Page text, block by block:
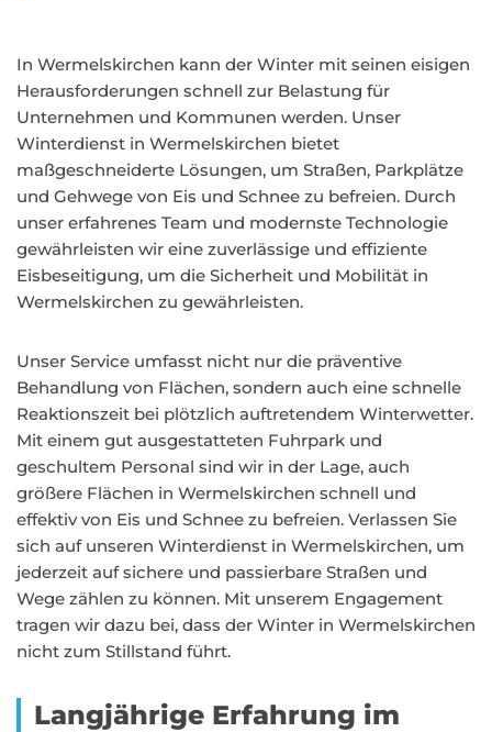
In Wermelskirchen kann der Winter mit seinen eisigen
Herausforderungen schnell zur Belastung für
Unternehmen und Kommunen werden. Unser
Winterdienst in Wermelskirchen bietet
maßgeschneiderte Lösungen, um Straßen, Parkplätze
und Gehwege von Eis und Schnee zu befreien. Durch
unser erfahrenes Team und modernste Technologie
gewährleisten wir eine zuverlässige und effiziente
Eisbeseitigung, um die Sicherheit und Mobilität in
Wermelskirchen zu gewährleisten.
Unser Service umfasst nicht nur die präventive
Behandlung von Flächen, sondern auch eine schnelle
Reaktionszeit bei plötzlich auftretendem Winterwetter.
Mit einem gut ausgestatteten Fuhrpark und
geschultem Personal sind wir in der Lage, auch
größere Flächen in Wermelskirchen schnell und
effektiv von Eis und Schnee zu befreien. Verlassen Sie
sich auf unseren Winterdienst in Wermelskirchen, um
jederzeit auf sichere und passierbare Straßen und
Wege zählen zu können. Mit unserem Engagement
tragen wir dazu bei, dass der Winter in Wermelskirchen
nicht zum Stillstand führt.
Langjährige Erfahrung im